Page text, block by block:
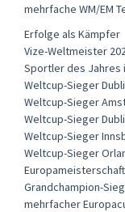
mehrfache WM/EM
Erfolge als Kämpfer
Vize-Weltmeister
Sportler des Jahres
Weltcup-Sieger
Weltcup-Sieger
Weltcup-Sieger
Weltcup-Sieger
Weltcup-Sieger
Grandchampion-
mehrfacher